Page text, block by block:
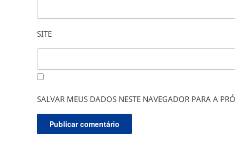
SITE
SALVAR MEUS DADOS NESTE NAVEGADOR PARA A